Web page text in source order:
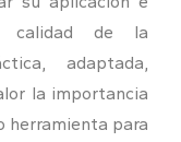
calidad de la
adaptada,
la importancia
herramienta para